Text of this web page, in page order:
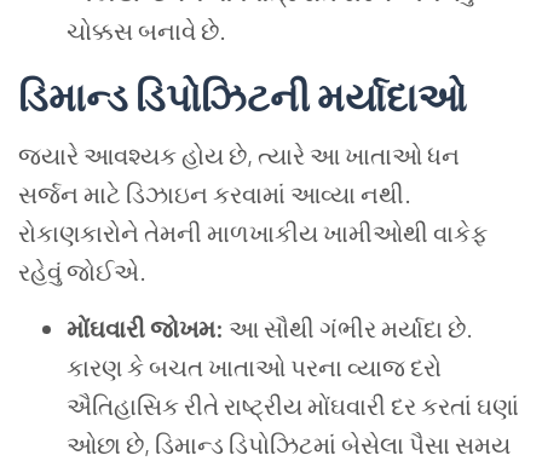
ચોક્કસ બનાવે છે.
ડિમાન્ડ ડિપોઝિટની મર્યાદાઓ
જ્યારે આવશ્યક હોય છે, ત્યારે આ ખાતાઓ ધન
સર્જન માટે ડિઝાઇન કરવામાં આવ્યા નથી.
રોકાણકારોને તેમની માળખાકીય ખામીઓથી વાકેફ
રહેવું જોઈએ.
મોંઘવારી જોખમ: આ સૌથી ગંભીર મર્યાદા છે.
કારણ કે બચત ખાતાઓ પરના વ્યાજ દરો
ઐતિહાસિક રીતે રાષ્ટ્રીય મોંઘવારી દર કરતાં ઘણાં
ઓછા છે, ડિમાન્ડ ડિપોઝિટમાં બેસેલા પૈસા સમય